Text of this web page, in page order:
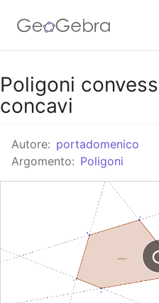
Google Classroom
Poligoni
concavi
Autore: portadomenico
Argomento: Poligoni